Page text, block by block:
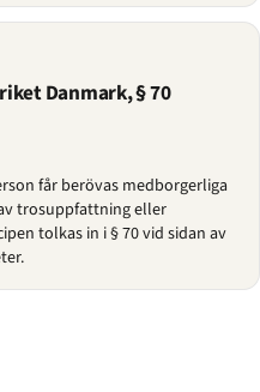
Danmark, § 70
får berövas medborgerliga
trosuppfattning eller
tolkas in i § 70 vid sidan av